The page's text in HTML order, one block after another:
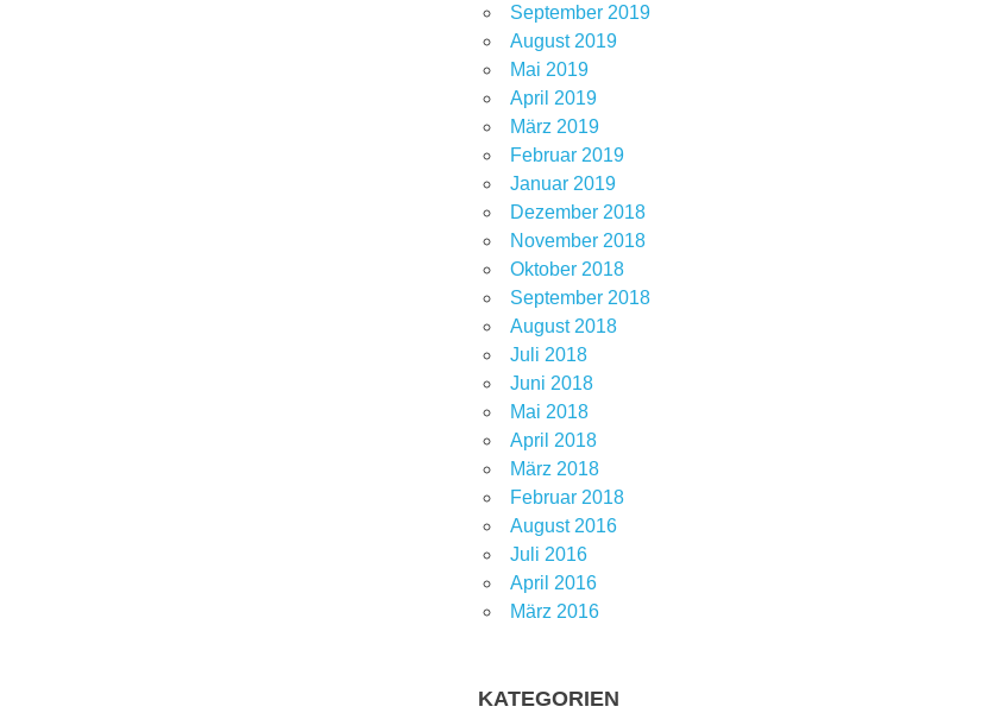
September 2019
August 2019
Mai 2019
April 2019
März 2019
Februar 2019
Januar 2019
Dezember 2018
November 2018
Oktober 2018
September 2018
August 2018
Juli 2018
Juni 2018
Mai 2018
April 2018
März 2018
Februar 2018
August 2016
Juli 2016
April 2016
März 2016
KATEGORIEN